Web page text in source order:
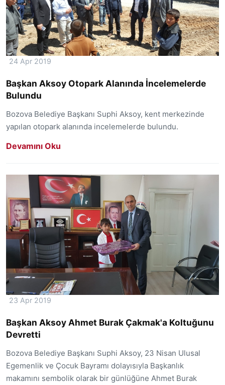
24 Apr 2019
Başkan Aksoy Otopark Alanında İncelemelerde
Bulundu
Bozova Belediye Başkanı Suphi Aksoy, kent merkezinde
yapılan otopark alanında incelemelerde bulundu.
Devamını Oku
23 Apr 2019
Başkan Aksoy Ahmet Burak Çakmak'a Koltuğunu
Devretti
Bozova Belediye Başkanı Suphi Aksoy, 23 Nisan Ulusal
Egemenlik ve Çocuk Bayramı dolayısıyla Başkanlık
makamını sembolik olarak bir günlüğüne Ahmet Burak